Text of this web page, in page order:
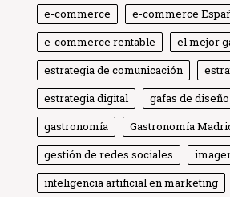
e-commerce
e-commerce
e-commerce rentable
el mejor
estrategia de comunicación
estrategia digital
gafas de
gastronomía
Gastronomía
gestión de redes sociales
inteligencia artificial en marketing